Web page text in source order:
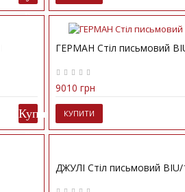
ГЕРМАН Стіл письмовий
9010 грн
КУПИТИ
ДЖУЛІ Стіл письмовий BIU/